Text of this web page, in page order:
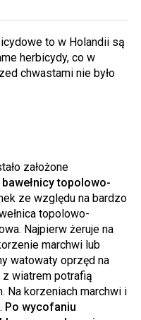
to w Holandii są
herbicydy, co w
chwastami nie było
założone
topolowo-
ze względu na bardzo
topolowo-
Najpierw żeruje na
marchwi lub
watowaty oprzęd na
wiatrem potrafią
Na korzeniach marchwi i
Po wycofaniu